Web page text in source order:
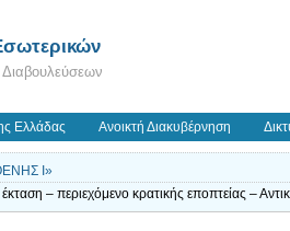
Ελλάδας Ανοικτή Διακυβέρνηση
Ι»
– περιεχόμενο κρατικής εποπτείας –